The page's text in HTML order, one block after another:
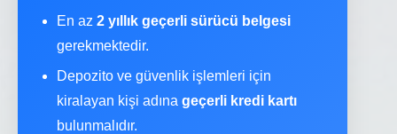
En az 2 yıllık geçerli sürücü belgesi
gerekmektedir.
Depozito ve güvenlik işlemleri için
kiralayan kişi adına geçerli kredi kartı
bulunmalıdır.